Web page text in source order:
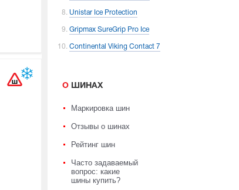
Unistar Ice Protection
Gripmax SureGrip Pro Ice
Continental Viking Contact 7
О ШИНАХ
Маркировка шин
Отзывы о шинах
Рейтинг шин
Часто задаваемый
вопрос: какие
шины купить?